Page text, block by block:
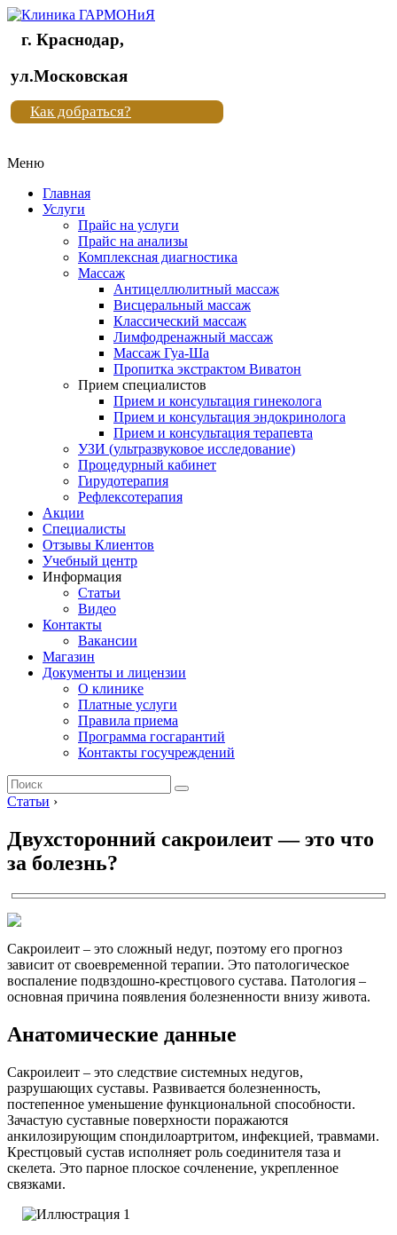
Клиника
"Новая
жизнь"
Клиника
жизнь"
г. Краснодар,
ул.Московская
Как добраться?
Меню
Главная
Услуги
Прайс на услуги
Прайс на анализы
Комплексная диагностика
Массаж
Антицеллюлитный массаж
Висцеральный массаж
Классический массаж
Лимфодренажный массаж
Массаж Гуа-Ша
Пропитка экстрактом Виватон
Прием специалистов
Прием и консультация гинеколога
Прием и консультация эндокринолога
Прием и консультация терапевта
УЗИ (ультразвуковое исследование)
Процедурный кабинет
Гирудотерапия
Рефлексотерапия
Акции
Специалисты
Отзывы Клиентов
Учебный центр
Информация
Статьи
Видео
Контакты
Вакансии
Магазин
Документы и лицензии
О клинике
Платные услуги
Правила приема
Программа госгарантий
Контакты госучреждений
Статьи ›
Двухсторонний сакроилеит — это что
за болезнь?
Сакроилеит – это сложный недуг, поэтому его прогноз
зависит от своевременной терапии. Это патологическое
воспаление подвздошно-крестцового сустава. Патология –
основная причина появления болезненности внизу живота.
Анатомические данные
Сакроилеит – это следствие системных недугов,
разрушающих суставы. Развивается болезненность,
постепенное уменьшение функциональной способности.
Зачастую суставные поверхности поражаются
анкилозирующим спондилоартритом, инфекцией, травмами.
Крестцовый сустав исполняет роль соединителя таза и
скелета. Это парное плоское сочленение, укрепленное
связками.